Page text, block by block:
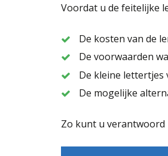
Voordat u de feitelijke
De kosten van de
De voorwaarden
De kleine lettertjes
De mogelijke
Zo kunt u verantwoord